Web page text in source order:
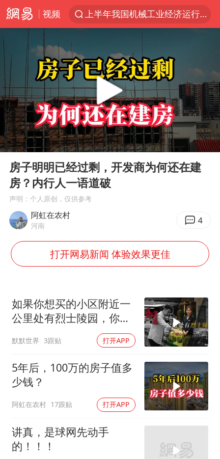
视频
上半年我国机械工业经济运行稳中有进
“立秋的第一杯奶茶”又爆单了
河南撤回“领导带薪错峰休假”通知
直击泰国校园6死枪击案现场
四川宜宾市高县发生4.9级地震
国防部：坚决反制任何闹海挑衅图谋
台湾海峡南口北上船舶实施交通管制
方程豹钛9新车申报
江苏发布台风蓝色预警
向鹏0-3不敌张本智和
命案逃犯躲进深山21年活得像野人
河南某医院2.33亿工程串标案细节披露
今日立秋你咬秋了吗
东方之约 相约未来
Play
00:00 02:04
房子明明已经过剩，开发商为何还在建
房？内行人一语道破
声明：个人原创，仅供参考
阿虹在农村
河南 4
打开网易新闻 体验效果更佳
如果你想买的小区附近一
公里处有烈士陵园，你会
默默世界 3跟贴 打开APP
5年后，100万的房子值多
少钱？
阿虹在农村 17跟贴 打开APP
讲真，是球网先动手
的！！！